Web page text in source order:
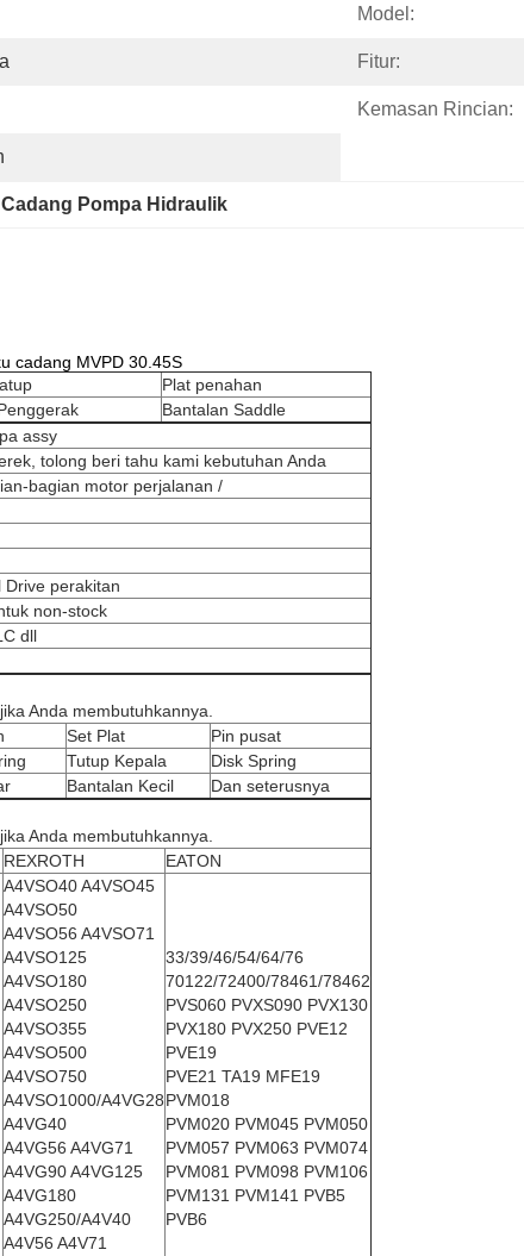
Model:
Fitur:
Kemasan Rincian:
Pompa Hidraulik
cadang MVPD 30.45S
Plat penahan
Bantalan Saddle
assy
tolong beri tahu kami kebutuhan Anda
bagian motor perjalanan /
Drive perakitan
non-stock
dll
Anda membutuhkannya.
Set Plat
Pin pusat
Tutup Kepala
Disk Spring
Bantalan Kecil
Dan seterusnya
Anda membutuhkannya.
REXROTH EATON
A4VSO40 A4VSO45
A4VSO50
A4VSO56 A4VSO71
A4VSO125
A4VSO180
A4VSO250
A4VSO355
A4VSO500
A4VSO750
A4VSO1000/A4VG28
A4VG40
A4VG56 A4VG71
A4VG90 A4VG125
A4VG180
A4VG250/A4V40
A4V56 A4V71
33/39/46/54/64/76
70122/72400/78461/78462
PVS060 PVXS090 PVX130
PVX180 PVX250 PVE12
PVE19
PVE21 TA19 MFE19
PVM018
PVM020 PVM045 PVM050
PVM057 PVM063 PVM074
PVM081 PVM098 PVM106
PVM131 PVM141 PVB5
PVB6